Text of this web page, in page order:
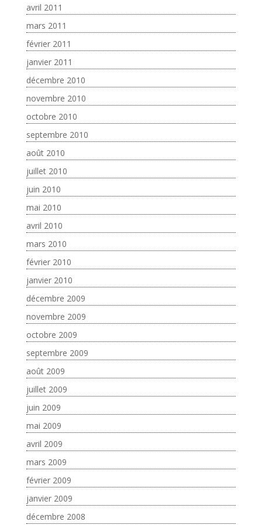
avril 2011
mars 2011
février 2011
janvier 2011
décembre 2010
novembre 2010
octobre 2010
septembre 2010
août 2010
juillet 2010
juin 2010
mai 2010
avril 2010
mars 2010
février 2010
janvier 2010
décembre 2009
novembre 2009
octobre 2009
septembre 2009
août 2009
juillet 2009
juin 2009
mai 2009
avril 2009
mars 2009
février 2009
janvier 2009
décembre 2008